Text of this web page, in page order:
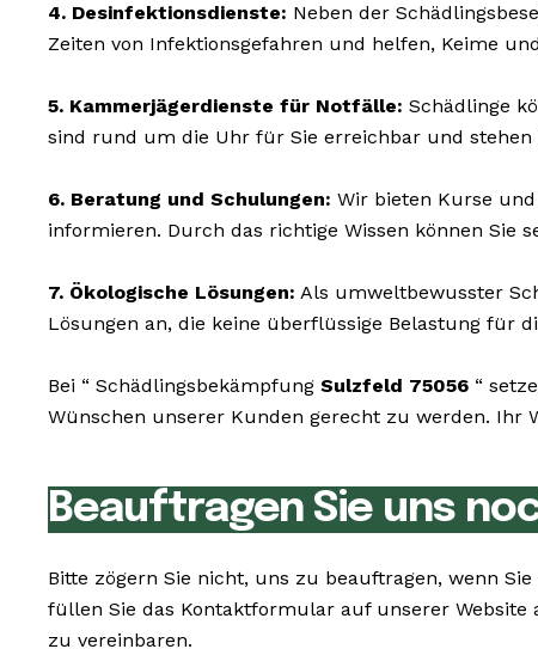
4. Desinfektionsdienste: Neben der
Zeiten von Infektionsgefahren und helfen, Keime
5. Kammerjägerdienste für Notfälle: Schädlinge
sind rund um die Uhr für Sie erreichbar und
6. Beratung und Schulungen: Wir bieten Kurse
informieren. Durch das richtige Wissen können Sie
7. Ökologische Lösungen: Als umweltbewusster
Lösungen an, die keine überflüssige Belastung für
Bei “ Schädlingsbekämpfung Sulzfeld 75056 “
Wünschen unserer Kunden gerecht zu werden. Ihr
Beauftragen Sie uns
Bitte zögern Sie nicht, uns zu beauftragen, wenn
füllen Sie das Kontaktformular auf unserer
zu vereinbaren.